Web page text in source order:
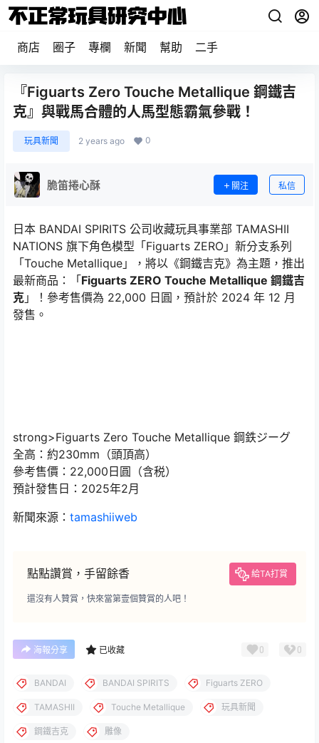
商店 圈子 專欄 新聞 幫助 二手
『Figuarts Zero Touche Metallique 鋼鐵吉
克』與戰馬合體的人馬型態霸氣參戰！
玩具新聞 2 years ago 0
脆笛捲心酥 關注 私信
日本 BANDAI SPIRITS 公司收藏玩具事業部 TAMASHII
NATIONS 旗下角色模型「Figuarts ZERO」新分支系列
「Touche Metallique」，將以《鋼鐵吉克》為主題，推出
最新商品：「Figuarts ZERO Touche Metallique 鋼鐵吉
克 」！參考售價為 22,000 日圓，預計於 2024 年 12 月
發售。
strong>Figuarts Zero Touche Metallique 鋼鉄ジーグ
全高：約230mm（頭頂高）
參考售價：22,000日圓（含税）
預計發售日：2025年2月
新聞來源： tamashiiweb
點點讚賞，手留餘香 給TA打賞
還沒有人贊賞，快來當第壹個贊賞的人吧！
海報分享 已收藏 0 0
BANDAI BANDAI SPIRITS Figuarts ZERO
TAMASHII Touche Metallique 玩具新聞
鋼鐵吉克 雕像